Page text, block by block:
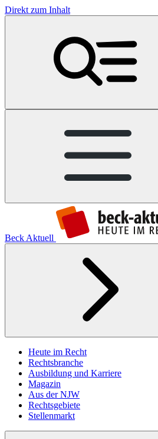
Direkt zum Inhalt
Beck Aktuell
Heute im Recht
Rechtsbranche
Ausbildung und Karriere
Magazin
Aus der NJW
Rechtsgebiete
Stellenmarkt